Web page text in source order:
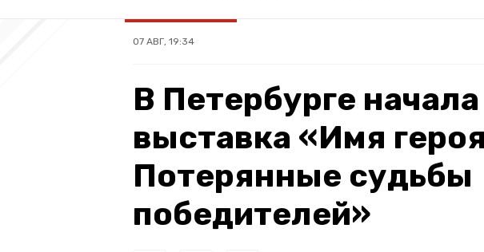
07 АВГ, 19:34
В Петербурге
выставка «Имя
Потерянные судьбы
победителей»